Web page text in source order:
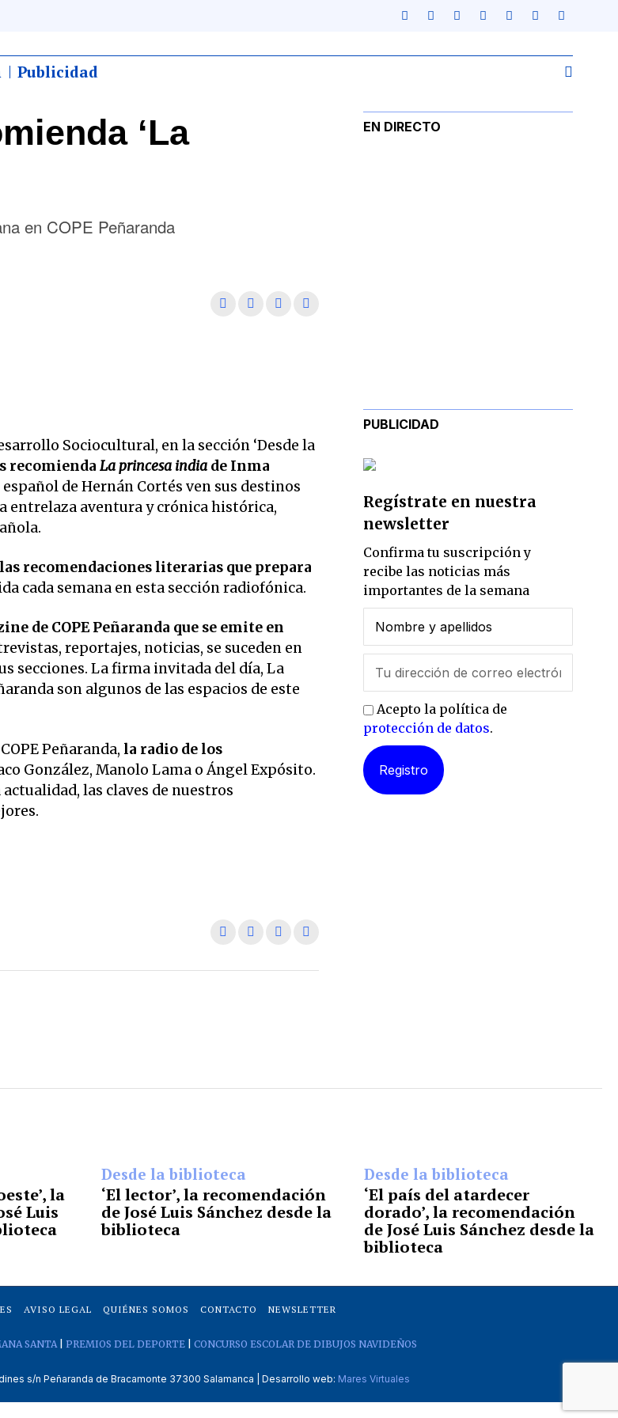
Publicidad
‘La
en COPE Peñaranda
Sociocultural, en la sección ‘Desde la
recomienda La princesa india de Inma
de Hernán Cortés ven sus destinos
entrelaza aventura y crónica histórica,
las recomendaciones literarias que prepara
cada semana en esta sección radiofónica.
de COPE Peñaranda que se emite en
reportajes, noticias, se suceden en
secciones. La firma invitada del día, La
son algunos de las espacios de este
Peñaranda, la radio de los
González, Manolo Lama o Ángel Expósito.
las claves de nuestros
EN DIRECTO
PUBLICIDAD
Regístrate en nuestra
newsletter
Confirma tu suscripción y
recibe las noticias más
importantes de la semana
Acepto la política de
protección de datos.
la
Luis
Desde la biblioteca
‘El lector’, la recomendación
de José Luis Sánchez desde la
biblioteca
Desde la biblioteca
‘El país del atardecer
dorado’, la recomendación
de José Luis Sánchez desde la
biblioteca
AVISO LEGAL QUIÉNES SOMOS CONTACTO NEWSLETTER
SANTA| PREMIOS DEL DEPORTE| CONCURSO ESCOLAR DE DIBUJOS NAVIDEÑOS
s/n Peñaranda de Bracamonte 37300 Salamanca | Desarrollo web: Mares Virtuales